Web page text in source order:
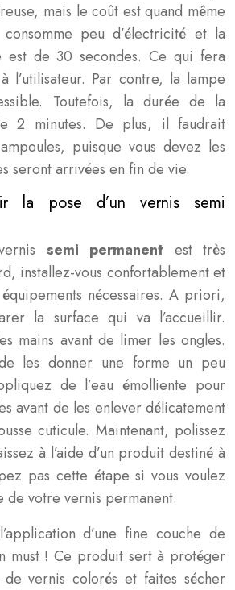
mais le coût est quand même
consomme peu d’électricité et la
est de 30 secondes. Ce qui fera
l’utilisateur. Par contre, la lampe
Toutefois, la durée de la
2 minutes. De plus, il faudrait
puisque vous devez les
seront arrivées en fin de vie.
la pose d’un vernis semi
semi permanent est très
installez-vous confortablement et
nécessaires. A priori,
la surface qui va l’accueillir.
mains avant de limer les ongles.
les donner une forme un peu
de l’eau émolliente pour
avant de les enlever délicatement
cuticule. Maintenant, polissez
à l’aide d’un produit destiné à
pas cette étape si vous voulez
de votre vernis permanent.
d’une fine couche de
must ! Ce produit sert à protéger
vernis colorés et faites sécher